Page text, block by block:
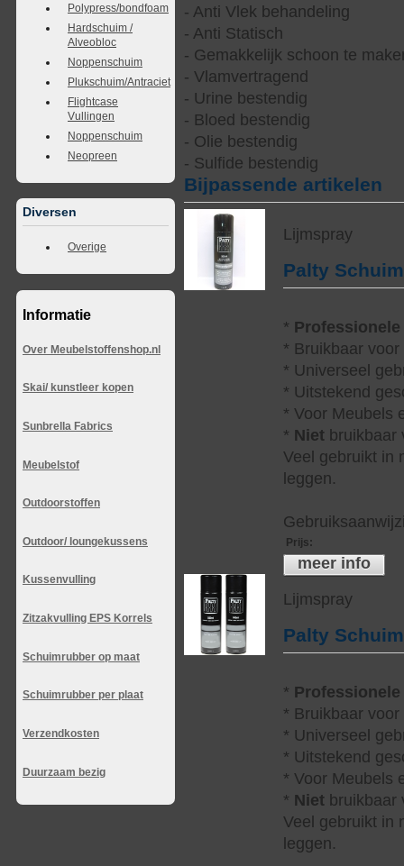
Polypress/bondfoam
Hardschuim /
Alveobloc
Noppenschuim
Plukschuim/Antraciet
Flightcase
Vullingen
Noppenschuim
Neopreen
Diversen
Overige
Informatie
Over Meubelstoffenshop.nl
Skai/ kunstleer kopen
Sunbrella Fabrics
Meubelstof
Outdoorstoffen
Outdoor/ loungekussens
Kussenvulling
Zitzakvulling EPS Korrels
Schuimrubber op maat
Schuimrubber per plaat
Verzendkosten
Duurzaam bezig
- Anti Vlek behandeling
- Anti Statisch
- Gemakkelijk schoon te
- Vlamvertragend
- Urine bestendig
- Bloed bestendig
- Olie bestendig
- Sulfide bestendig
Bijpassende artikelen
Lijmspray
Palty
* Professionele
* Bruikbaar
* Universeel
* Uitstekend
* Voor Meubels
* Niet bruikbaar
Veel gebruikt in
leggen.
Prijs:
meer info
Lijmspray
Palty
* Professionele
* Bruikbaar
* Universeel
* Uitstekend
* Voor Meubels
* Niet bruikbaar
Veel gebruikt in
leggen.